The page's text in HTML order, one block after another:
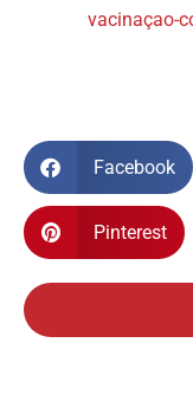
vacinaçao-
Facebook
Pinterest